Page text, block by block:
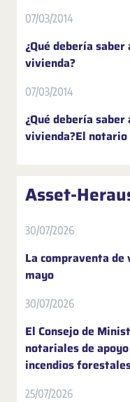
07/03/2014
¿Qué debería
vivienda?
07/03/2014
¿Qué debería
vivienda?El notario
Asset-
30/07/2026
La compraventa de
mayo
30/07/2026
El Consejo de
notariales de
incendios
25/07/2026